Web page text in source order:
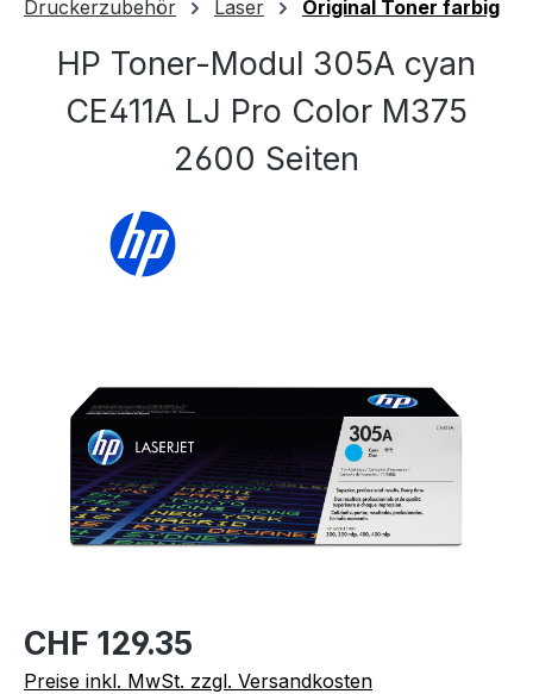
Druckerzubehör Laser Original Toner farbig
HP Toner-Modul 305A cyan
CE411A LJ Pro Color M375
2600 Seiten
CHF 129.35
Preise inkl. MwSt. zzgl. Versandkosten